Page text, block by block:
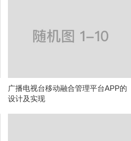
广播电视台移动融合管理平台APP的
设计及实现